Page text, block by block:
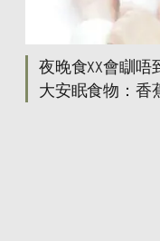
夜晚食XX會瞓唔
大安眠食物：香